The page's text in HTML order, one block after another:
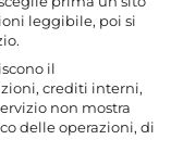
leggibile, poi si
il
crediti interni,
non mostra
delle operazioni, di